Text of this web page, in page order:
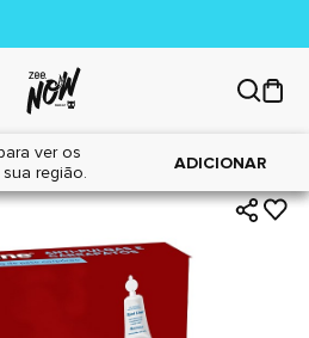
ver os
região.
ADICIONAR